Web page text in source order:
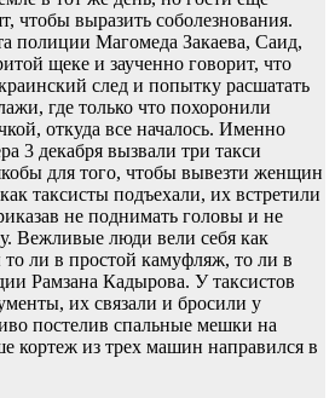
чтобы выразить соболезнования.
полиции Магомеда Закаева, Саид,
щеке и заученно говорит, что
след и попытку расшатать
где только что похоронили
откуда все началось. Именно
3 декабря вызвали три такси
для того, чтобы вывезти женщин
таксисты подъехали, их встретили
не поднимать головы и не
Вежливые люди вели себя как
ли в простой камуфляж, то ли в
Рамзана Кадырова. У таксистов
их связали и бросили у
постелив спальные мешки на
кортеж из трех машин направился в